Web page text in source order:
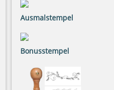
Ausmalstempel
Bonusstempel